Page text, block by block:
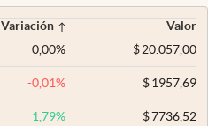
Variación
Valor
0,00% $20.057,00
-0,01% $1957,69
1,79% $7736,52